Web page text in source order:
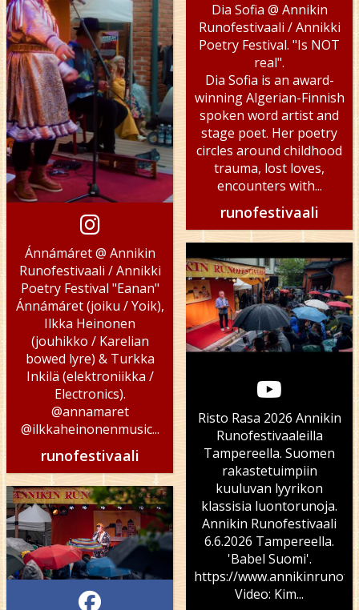
Ánnámáret @ Annikin
Runofestivaali / Annikki
Poetry Festival "Eanan"
Ánnámáret (joiku / Yoik),
Ilkka Heinonen
(jouhikko / Karelian
bowed lyre) & Turkka
Inkilä (elektroniikka /
Electronics).
@annamaret
@ilkkaheinonenmusic...
runofestivaali
Dia Sofia @ Annikin
Runofestivaali / Annikki
Poetry Festival. "Is NOT
real".
Dia Sofia is an award-
winning Algerian-Finnish
spoken word artist and
stage poet. Her poetry
circles around childhood
trauma, lost loves,
encounters with...
runofestivaali
Risto Rasa 2026 Annikin
Runofestivaaleilla
Tampereella. Suomen
rakastetuimpiin
kuuluvan lyyrikon
klassisia luontorunoja.
Annikin Runofestivaali
6.6.2026 Tampereella.
'Babel Suomi'.
https://
Video: Kim...